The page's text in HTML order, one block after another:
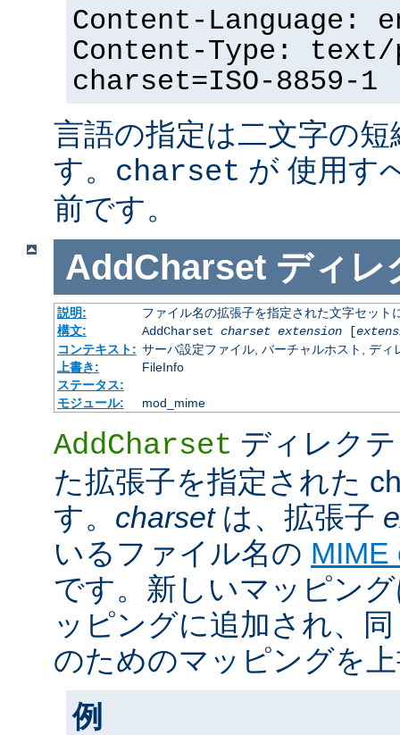
Content-Language:
Content-Type:
charset=ISO-8859-1
言語の指定は二文字の
す。 charset が 使用す
前です。
AddCharset ディレ
説明:
ファイル名の拡張子を指定された文字セット
構文:
AddCharset charset extension[
コンテキスト: サーバ設定ファイル, バーチャルホスト, ディ
上書き:
FileInfo
ステータス:
モジュール:
mod_mime
AddCharset ディレク
た拡張子を指定された
す。 charsetは、拡張子
いるファイル名の MIME
です。新しいマッピン
ッピングに追加され、
のためのマッピングを
例